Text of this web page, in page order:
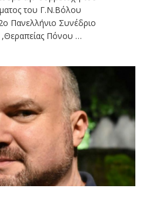
του Γ.Ν.Βόλου
Πανελλήνιο Συνέδριο
,Θεραπείας Πόνου …